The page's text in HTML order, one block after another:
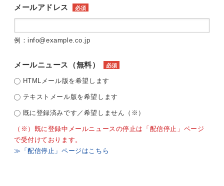
メールアドレス 必須
例：info@example.co.jp
メールニュース（無料） 必須
HTMLメール版を希望します
テキストメール版を希望します
既に登録済みです／希望しません（※）
（※）既に登録中メールニュースの停止は「配信停止」ページ
で受付けております。
≫「配信停止」ページはこちら